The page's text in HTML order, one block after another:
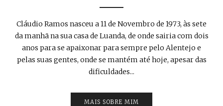
Cláudio Ramos nasceu a 11 de Novembro de 1973, às sete
da manhã na sua casa de Luanda, de onde sairia com dois
anos para se apaixonar para sempre pelo Alentejo e
pelas suas gentes, onde se mantém até hoje, apesar das
dificuldades...
MAIS SOBRE MIM